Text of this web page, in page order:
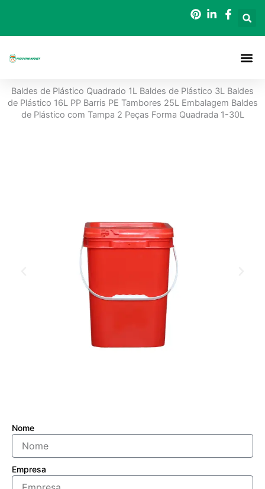
o
Baldes de Plástico Quadrado 1L Baldes de Plástico 3L Baldes
de Plástico 16L PP Barris PE Tambores 25L Embalagem Baldes
de Plástico com Tampa 2 Peças Forma Quadrada 1-30L
Nome
Empresa